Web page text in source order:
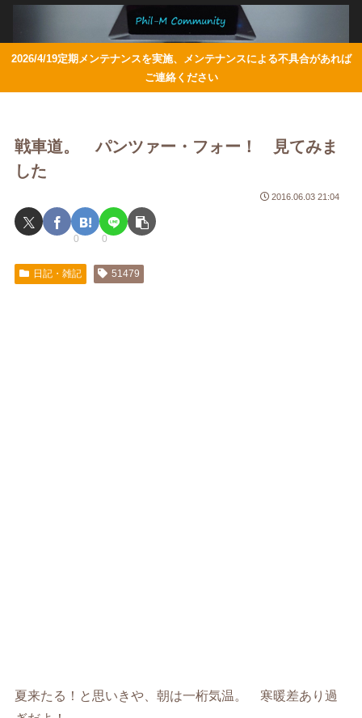
2026/4/19定期メンテナンスを実施、メンテナンスによる不具合があれば
ご連絡ください
戦車道。 パンツァー・フォー！ 見てみま
した
2016.06.03 21:04
0 0
日記・雑記 51479
夏来たる！と思いきや、朝は一桁気温。 寒暖差あり過